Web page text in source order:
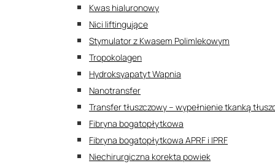
Kwas hialuronowy
Nici liftingujące
Stymulator z Kwasem Polimlekowym
Tropokolagen
Hydroksyapatyt Wapnia
Nanotransfer
Transfer tłuszczowy – wypełnienie tkanką
Fibryna bogatopłytkowa
Fibryna bogatopłytkowa APRF i IPRF
Niechirurgiczna korekta powiek